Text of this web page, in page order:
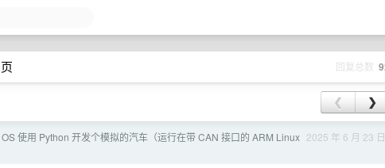
回复总数
❮ ❯
2025 年 6 月 23 日
使用 Python 开发个模拟的汽车（运行在带 CAN 接口的 ARM Linux